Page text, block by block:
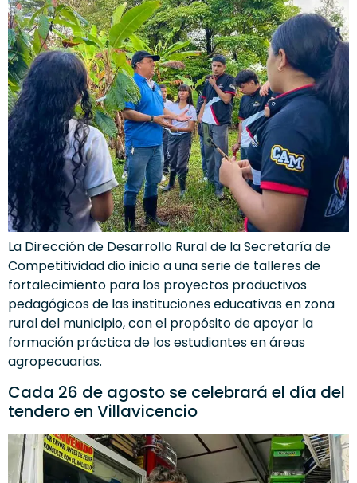
La Dirección de Desarrollo Rural de la Secretaría de
Competitividad dio inicio a una serie de talleres de
fortalecimiento para los proyectos productivos
pedagógicos de las instituciones educativas en zona
rural del municipio, con el propósito de apoyar la
formación práctica de los estudiantes en áreas
agropecuarias.
Cada 26 de agosto se celebrará el día del
tendero en Villavicencio